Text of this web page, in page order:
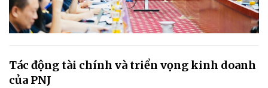
Tác động tài chính và triển vọng kinh doanh
của PNJ